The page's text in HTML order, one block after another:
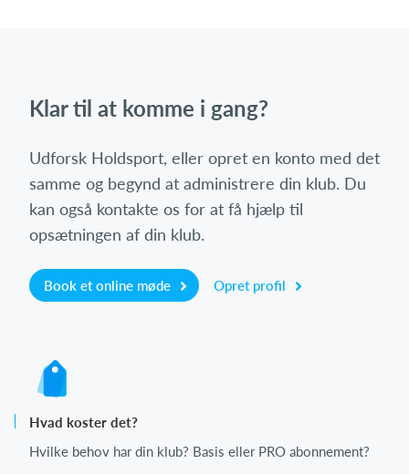
Klar til at komme i gang?
Udforsk Holdsport, eller opret en konto med det
samme og begynd at administrere din klub. Du
kan også kontakte os for at få hjælp til
opsætningen af din klub.
Book et online møde Opret profil
Hvad koster det?
Hvilke behov har din klub? Basis eller PRO abonnement?